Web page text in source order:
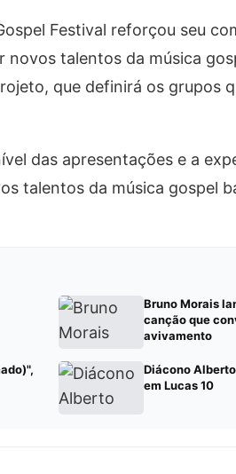
Festival reforçou seu
talentos da música
que definirá os grupos
das apresentações e a
talentos da música gospel
Bruno Morais
canção que
avivamento
Diácono
em Lucas 10